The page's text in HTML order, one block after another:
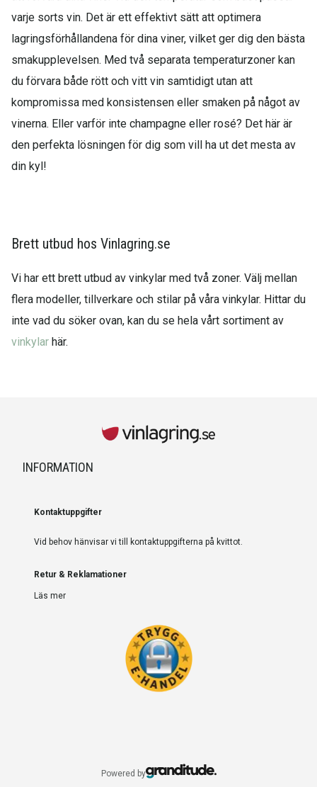
varje sorts vin. Det är ett effektivt sätt att optimera
lagringsförhållandena för dina viner, vilket ger dig den bästa
smakupplevelsen. Med två separata temperaturzoner kan
du förvara både rött och vitt vin samtidigt utan att
kompromissa med konsistensen eller smaken på något av
vinerna. Eller varför inte champagne eller rosé? Det här är
den perfekta lösningen för dig som vill ha ut det mesta av
din kyl!
Brett utbud hos Vinlagring.se
Vi har ett brett utbud av vinkylar med två zoner. Välj mellan
flera modeller, tillverkare och stilar på våra vinkylar. Hittar du
inte vad du söker ovan, kan du se hela vårt sortiment av
vinkylar här.
INFORMATION
Kontaktuppgifter
Vid behov hänvisar vi till kontaktuppgifterna på kvittot.
Retur & Reklamationer
Läs mer
Powered by